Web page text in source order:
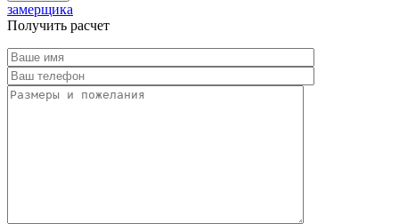
замерщика
Получить расчет